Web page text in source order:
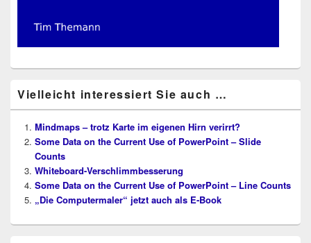
Vielleicht interessiert Sie auch …
Mindmaps – trotz Karte im eigenen Hirn verirrt?
Some Data on the Current Use of PowerPoint – Slide
Counts
Whiteboard-Verschlimmbesserung
Some Data on the Current Use of PowerPoint – Line Counts
„Die Computermaler“ jetzt auch als E‑Book